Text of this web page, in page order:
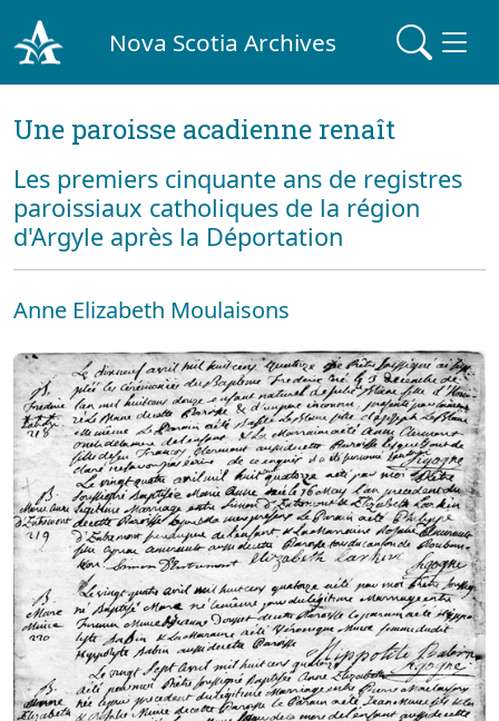
Nova Scotia Archives
Une paroisse acadienne renaît
Les premiers cinquante ans de registres
paroissiaux catholiques de la région
d'Argyle après la Déportation
Anne Elizabeth Moulaisons